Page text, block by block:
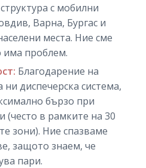
с мобилни
Варна, Бургас и
места. Ние сме
има проблем.
Благодарение на
диспечерска система,
бързо при
(често в рамките на 30
зони). Ние спазваме
защото знаем, че
пари.